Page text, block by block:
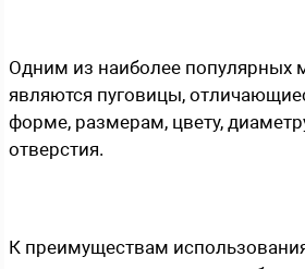
Одним из наиболее популярных
являются пуговицы,
форме, размерам, цвету,
отверстия.
К преимуществам